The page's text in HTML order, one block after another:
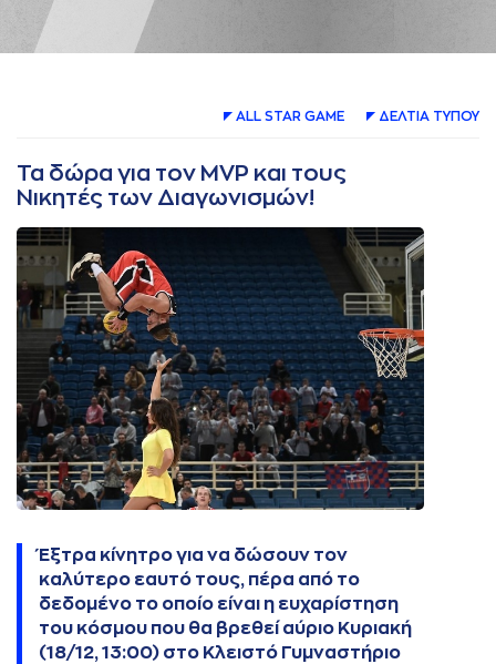
ALL STAR GAME ΔΕΛΤΙA ΤΥΠΟΥ
Τα δώρα για τον MVP και τους
Νικητές των Διαγωνισμών!
Έξτρα κίνητρο για να δώσουν τον
καλύτερο εαυτό τους, πέρα από το
δεδομένο το οποίο είναι η ευχαρίστηση
του κόσμου που θα βρεθεί αύριο Κυριακή
(18/12, 13:00) στο Κλειστό Γυμναστήριο